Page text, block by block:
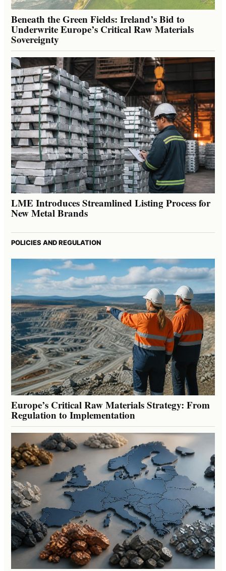
Beneath the Green Fields: Ireland’s Bid to
Underwrite Europe’s Critical Raw Materials
Sovereignty
LME Introduces Streamlined Listing Process for
New Metal Brands
POLICIES AND REGULATION
Europe’s Critical Raw Materials Strategy: From
Regulation to Implementation